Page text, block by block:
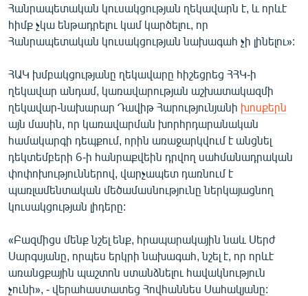
Հանրապետական կուսակցության ղեկավարն է, և որևէ
հիմք չկա ենթադրելու կամ կարծելու, որ
Հանրապետական կուսակցության նախագահ չի լինելու»:
ՀԱԿ խմբակցությանը ղեկավարը հիշեցրեց ՀՀԿ-ի
ղեկավար անդամ, կառավարության աշխատակազմի
ղեկավար-նախարար Դավիթ Հարությունյանի խոսքերն
այն մասին, որ կառավարման խորհրդարանական
համակարգի դեպքում, որին առաջարկվում է անցնել
դեկտեմբերի 6-ի հանրաքվեին դրվող սահմանադրական
փոփոխություններով, վարչապետ դառնում է
պառլամենտական մեծամասնությունը ներկայացնող
կուսակցության լիդերը:
«Բազմիցս մենք նշել ենք, հրապարակային նաև Սերժ
Սարգսյանը, որպես երկրի նախագահ, նշել է, որ որևէ
առանցքային պաշտոն ստանձնելու հավակնություն
չունի», - վերահաստատեց Հովհաննես Սահակյանը: